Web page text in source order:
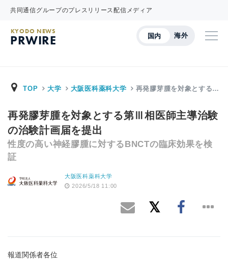
共同通信グループのプレスリリース配信メディア
国内 海外
KYODO NEWS
PRWIRE
TOP 大学 大阪医科薬科大学 再発膠芽腫を対象とする…
再発膠芽腫を対象とする第Ⅲ相医師主導治験
の治験計画届を提出
性度の高い神経膠腫に対するBNCTの臨床効果を検
証
大阪医科薬科大学
2026/5/18 11:00
報道関係者各位